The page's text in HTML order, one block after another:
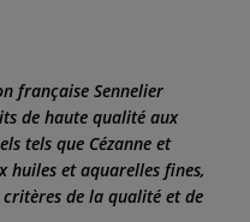
française Sennelier
de haute qualité aux
tels que Cézanne et
huiles et aquarelles fines,
critères de la qualité et de